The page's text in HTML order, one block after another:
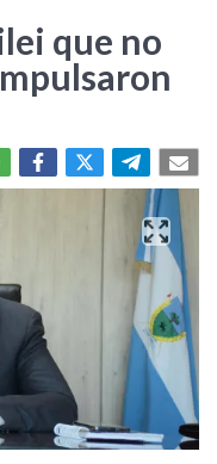
que no